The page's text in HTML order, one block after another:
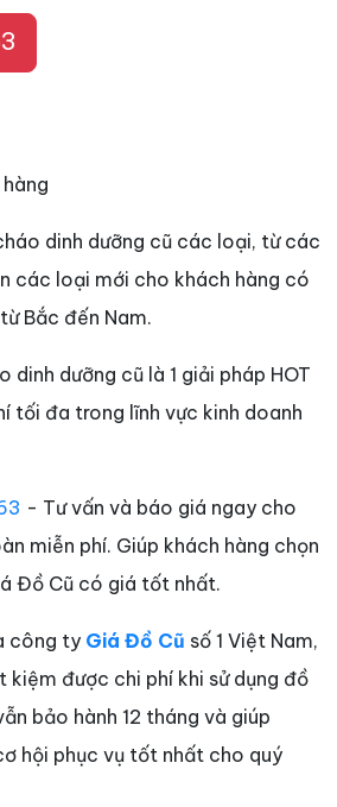
dinh dưỡng cũ các loại, từ các
các loại mới cho khách hàng có
Bắc đến Nam.
dinh dưỡng cũ là 1 giải pháp HOT
tối đa trong lĩnh vực kinh doanh
- Tư vấn và báo giá ngay cho
miễn phí. Giúp khách hàng chọn
Đồ Cũ có giá tốt nhất.
công ty Giá Đồ Cũ số 1 Việt Nam,
kiệm được chi phí khi sử dụng đồ
bảo hành 12 tháng và giúp
hội phục vụ tốt nhất cho quý